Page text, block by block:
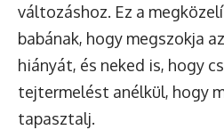
változáshoz. Ez a
babának, hogy megszokja
hiányát, és neked is, hogy
tejtermelést anélkül, hogy
tapasztalj.